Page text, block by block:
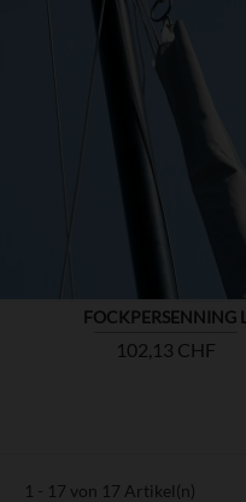
FOCKPERSENNING L
Preis
102,13 CHF
1 - 17 von 17 Artikel(n)